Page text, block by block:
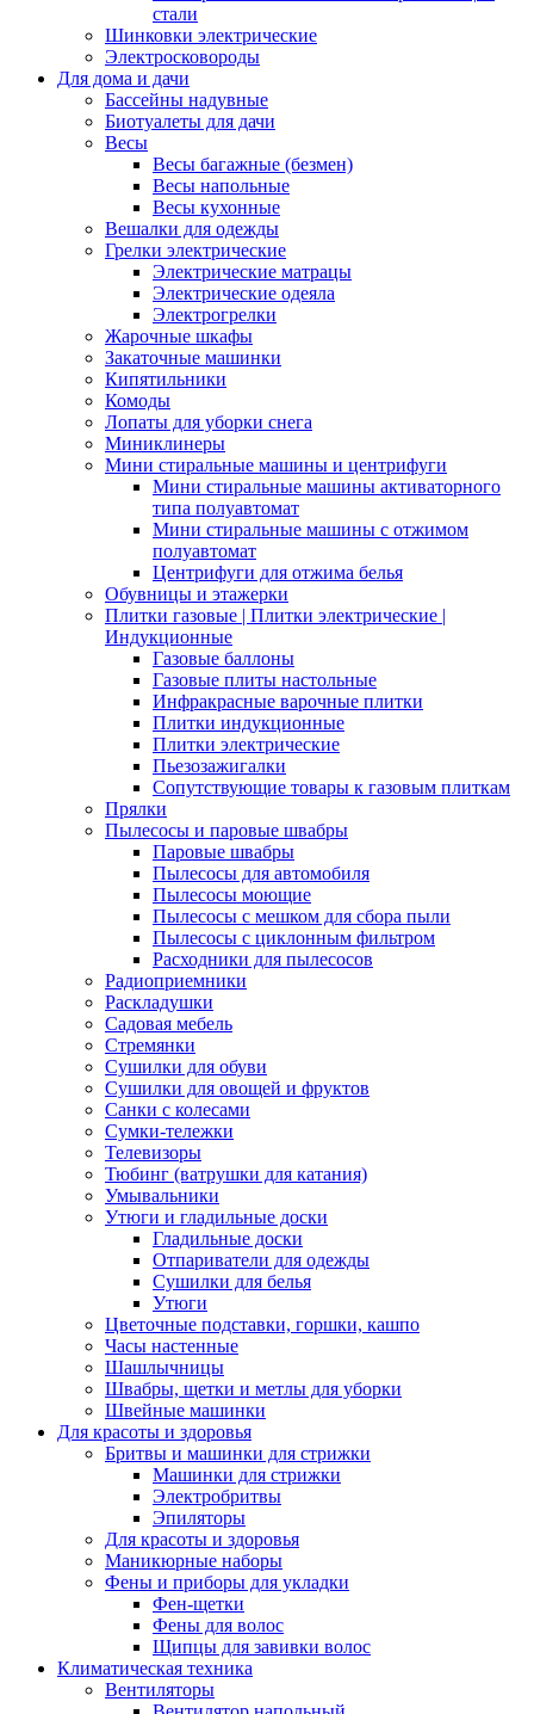
стали
Шинковки электрические
Электросковороды
Для дома и дачи
Бассейны надувные
Биотуалеты для дачи
Весы
Весы багажные (безмен)
Весы напольные
Весы кухонные
Вешалки для одежды
Грелки электрические
Электрические матрацы
Электрические одеяла
Электрогрелки
Жарочные шкафы
Закаточные машинки
Кипятильники
Комоды
Лопаты для уборки снега
Миниклинеры
Мини стиральные машины и центрифуги
Мини стиральные машины активаторного
типа полуавтомат
Мини стиральные машины с отжимом
полуавтомат
Центрифуги для отжима белья
Обувницы и этажерки
Плитки газовые | Плитки электрические |
Индукционные
Газовые баллоны
Газовые плиты настольные
Инфракрасные варочные плитки
Плитки индукционные
Плитки электрические
Пьезозажигалки
Сопутствующие товары к газовым плиткам
Прялки
Пылесосы и паровые швабры
Паровые швабры
Пылесосы для автомобиля
Пылесосы моющие
Пылесосы с мешком для сбора пыли
Пылесосы с циклонным фильтром
Расходники для пылесосов
Радиоприемники
Раскладушки
Садовая мебель
Стремянки
Сушилки для обуви
Сушилки для овощей и фруктов
Санки с колесами
Сумки-тележки
Телевизоры
Тюбинг (ватрушки для катания)
Умывальники
Утюги и гладильные доски
Гладильные доски
Отпариватели для одежды
Сушилки для белья
Утюги
Цветочные подставки, горшки, кашпо
Часы настенные
Шашлычницы
Швабры, щетки и метлы для уборки
Швейные машинки
Для красоты и здоровья
Бритвы и машинки для стрижки
Машинки для стрижки
Электробритвы
Эпиляторы
Для красоты и здоровья
Маникюрные наборы
Фены и приборы для укладки
Фен-щетки
Фены для волос
Щипцы для завивки волос
Климатическая техника
Вентиляторы